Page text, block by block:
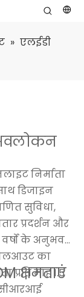
» एलईडी
अवलोकन
निर्माता
डिजाइन
सुविधा,
प्रदर्शन और
के अनुभव
का
प्रति माह 1.5
क्षमताएं